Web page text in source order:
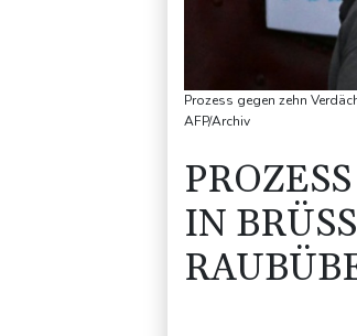
Prozess gegen zehn
AFP/Archiv
IN